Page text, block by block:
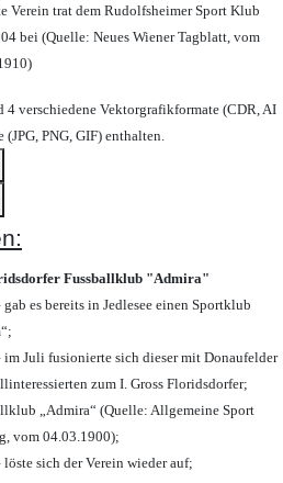
Verein trat dem Rudolfsheimer Sport Klub
bei (Quelle: Neues Wiener Tagblatt, vom
4 verschiedene Vektorgrafikformate (CDR, AI
PNG, GIF) enthalten.
Fussballklub "Admira"
gab es bereits in Jedlesee einen Sportklub
im Juli fusionierte sich dieser mit Donaufelder
zum I. Gross Floridsdorfer;
„Admira“ (Quelle: Allgemeine Sport
vom 04.03.1900);
löste sich der Verein wieder auf;